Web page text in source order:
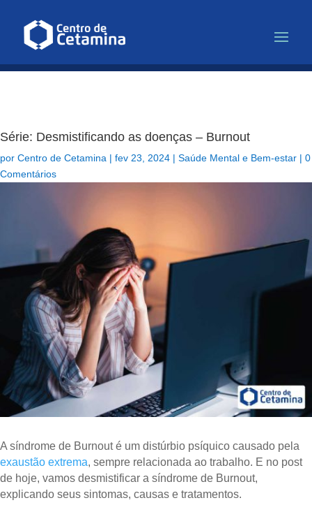
Série: Desmistificando as doenças – Burnout
por Centro de Cetamina | fev 23, 2024 | Saúde Mental e Bem-estar | 0
Comentários
A síndrome de Burnout é um distúrbio psíquico causado pela
exaustão extrema, sempre relacionada ao trabalho. E no post
de hoje, vamos desmistificar a síndrome de Burnout,
explicando seus sintomas, causas e tratamentos.